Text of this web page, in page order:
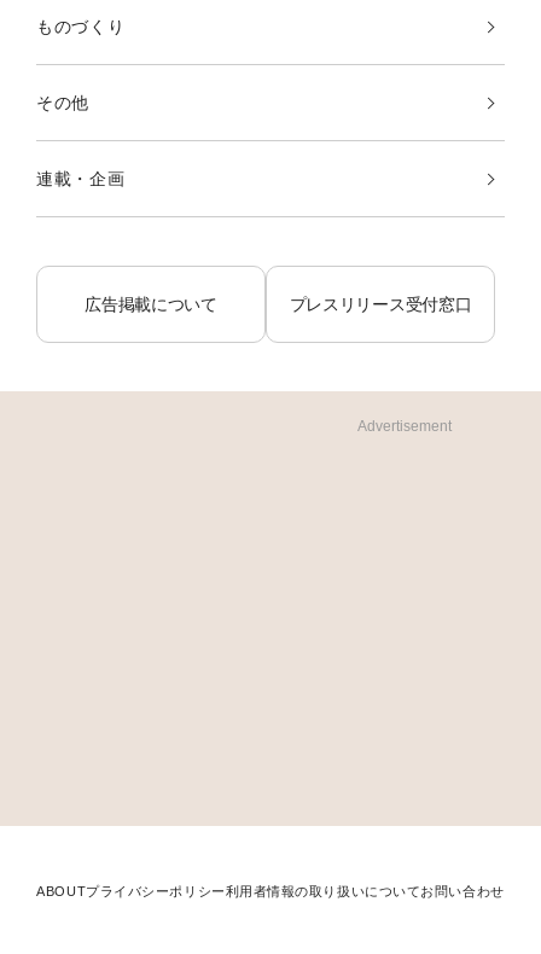
ものづくり
その他
連載・企画
広告掲載について プレスリリース受付窓口
Advertisement
ABOUTプライバシーポリシー利用者情報の取り扱いについてお問い合わせ